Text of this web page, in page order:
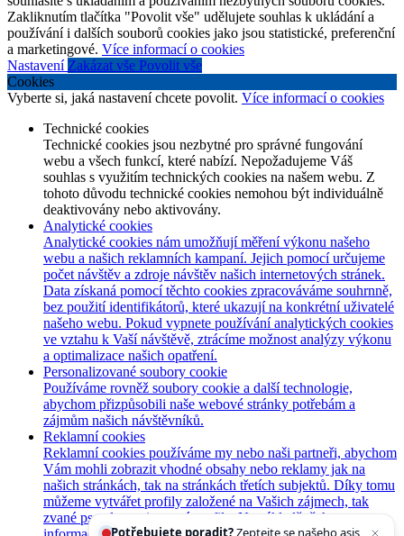
Zakliknutím tlačítka "Povolit vše" udělujete souhlas k ukládání a
používání i dalších souborů cookies jako jsou statistické, preferenční
a marketingové. Více informací o cookies
Nastavení Zakázat vše Povolit vše
Cookies
Vyberte si, jaká nastavení chcete povolit. Více informací o cookies
Technické cookies
Technické cookies jsou nezbytné pro správné fungování
webu a všech funkcí, které nabízí. Nepožadujeme Váš
souhlas s využitím technických cookies na našem webu. Z
tohoto důvodu technické cookies nemohou být individuálně
deaktivovány nebo aktivovány.
Analytické cookies
Analytické cookies nám umožňují měření výkonu našeho
webu a našich reklamních kampaní. Jejich pomocí určujeme
počet návštěv a zdroje návštěv našich internetových stránek.
Data získaná pomocí těchto cookies zpracováváme souhrnně,
bez použití identifikátorů, které ukazují na konkrétní uživatelé
našeho webu. Pokud vypnete používání analytických cookies
ve vztahu k Vaší návštěvě, ztrácíme možnost analýzy výkonu
a optimalizace našich opatření.
Personalizované soubory cookie
Používáme rovněž soubory cookie a další technologie,
abychom přizpůsobili naše webové stránky potřebám a
zájmům našich návštěvníků.
Reklamní cookies
Reklamní cookies používáme my nebo naši partneři, abychom
Vám mohli zobrazit vhodné obsahy nebo reklamy jak na
našich stránkách, tak na stránkách třetích subjektů. Díky tomu
můžeme vytvářet profily založené na Vašich zájmech, tak
zvané pseudonymizované profily. Na základě těchto
Potřebujete poradit?
Zeptejte se našeho asistenta
Chettyho.